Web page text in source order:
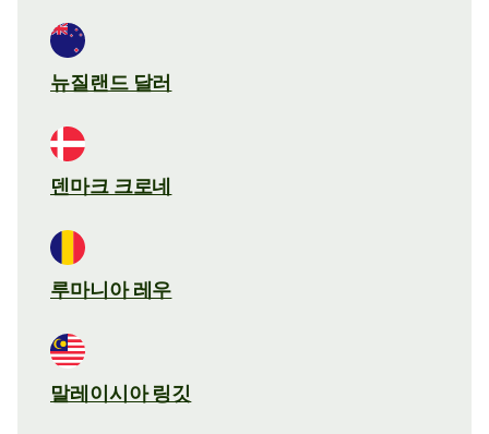
뉴질랜드 달러
덴마크 크로네
루마니아 레우
말레이시아 링깃